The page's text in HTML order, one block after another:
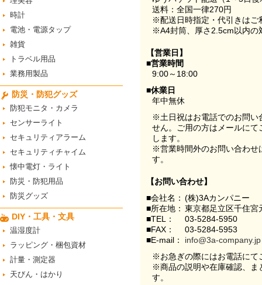
時計
電池・電源タップ
雑貨
トラベル用品
業務用製品
防災・防犯グッズ
防犯モニタ・カメラ
センサーライト
セキュリティアラーム
セキュリティチャイム
懐中電灯・ライト
防災・防犯用品
防災グッズ
DIY・工具・文具
温湿度計
ラッピング・梱包資材
計量・測定器
天びん・はかり
送料：全国一律270円
※配送日時指定・代引きはご
※A4封筒、厚さ2.5cm以内の
【営業日】
■営業時間
9:00～18:00
■休業日
年中無休
※土日祝はお電話でのお問い
せん。ご用の方はメールに
します。
※営業時間外のお問い合わせ
す。
【お問い合わせ】
■会社名： (株)3Aカンパニー
■所在地： 東京都足立区千住
■TEL：
03-5284-5950
■FAX：
03-5284-5953
■E-mail：
info@3a-company.jp
※お急ぎの際にはお電話にて
※商品の説明や在庫確認、ま
す。